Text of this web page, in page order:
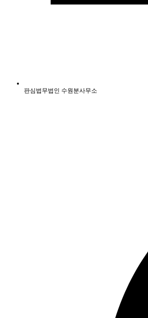
판심법무법인 수원분사무소